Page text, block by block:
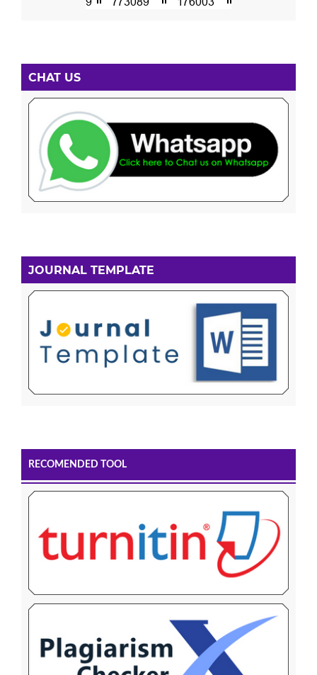
CHAT US
JOURNAL TEMPLATE
RECOMENDED TOOL